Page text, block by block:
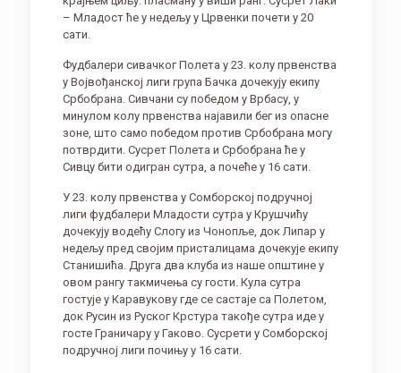
– Младост ће у недељу у Црвенки почети у 20
сати.
Фудбалери сивачког Полета у 23. колу првенства
у Војвођанској лиги група Бачка дочекују екипу
Србобрана. Сивчани су победом у Врбасу, у
минулом колу првенства најавили бег из опасне
зоне, што само победом против Србобрана могу
потврдити. Сусрет Полета и Србобрана ће у
Сивцу бити одигран сутра, а почеће у 16 сати.
У 23. колу првенства у Сомборској подручној
лиги фудбалери Младости сутра у Крушчићу
дочекују водећу Слогу из Чонопље, док Липар у
недељу пред својим присталицама дочекује екипу
Станишића. Друга два клуба из наше општине у
овом рангу такмичења су гости. Кула сутра
гостује у Каравукову где се састаје са Полетом,
док Русин из Руског Крстура такође сутра иде у
госте Граничару у Гаково. Сусрети у Сомборској
подручној лиги почињу у 16 сати.